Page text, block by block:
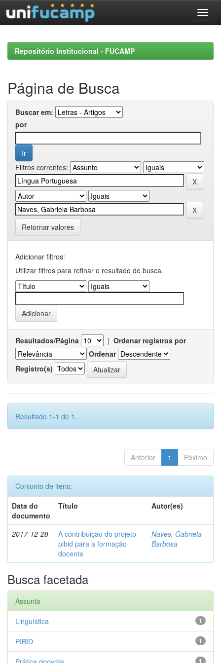
navigationRepositório Institucional - FUCAMP
Página de Busca
Buscar em:
por
Filtros correntes:
Retornar valores
Adicionar filtros:
Utilizar filtros para refinar o resultado de busca.
Resultados/Página | Ordenar registros por
Ordenar
Registro(s)
Resultado 1-1 de 1.
Anterior 1 Póximo
Conjunto de itens:
Data do
documento
Título Autor(es)
2017-12-28
A contribuição do projeto
pibid para a formação
docente
Naves, Gabriela
Barbosa
Busca facetada
Assunto
1
Linguística
1
PIBID
1